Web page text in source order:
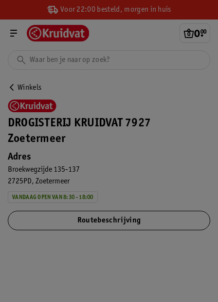
Voor 22:00 besteld, morgen in huis
0.
00
Winkels
DROGISTERIJ KRUIDVAT 7927
Zoetermeer
Adres
Broekwegzijde 135-137
2725PD Zoetermeer
VANDAAG OPEN VAN 8:30 - 18:00
Routebeschrijving